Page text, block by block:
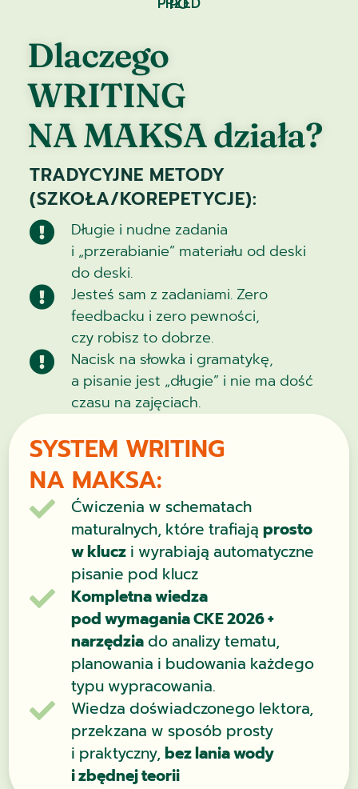
Dlaczego
WRITING
NA MAKSA działa?
TRADYCYJNE METODY
(SZKOŁA/KOREPETYCJE):

Długie i nudne zadania
i „przerabianie” materiału od deski
do deski.

Jesteś sam z zadaniami. Zero
feedbacku i zero pewności,
czy robisz to dobrze.

Nacisk na słowka i gramatykę,
a pisanie jest „długie” i nie ma dość
czasu na zajęciach.
SYSTEM WRITING
NA MAKSA:

Ćwiczenia w schematach
maturalnych, które trafiają prosto
w klucz i wyrabiają automatyczne
pisanie pod klucz

Kompletna wiedza
pod wymagania CKE 2026 +
narzędzia do analizy tematu,
planowania i budowania każdego
typu wypracowania.

Wiedza doświadczonego lektora,
przekzana w sposób prosty
i praktyczny,bez lania wody
i zbędnej teorii